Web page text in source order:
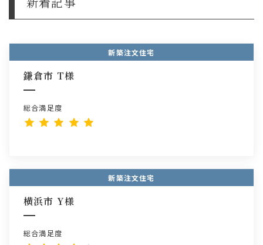
鎌倉市 T様
新築注文住宅
総合満足度
横浜市 Y様
新築注文住宅
総合満足度